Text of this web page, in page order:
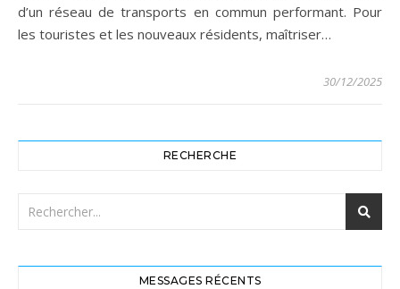
d’un réseau de transports en commun performant. Pour
les touristes et les nouveaux résidents, maîtriser…
30/12/2025
RECHERCHE
MESSAGES RÉCENTS